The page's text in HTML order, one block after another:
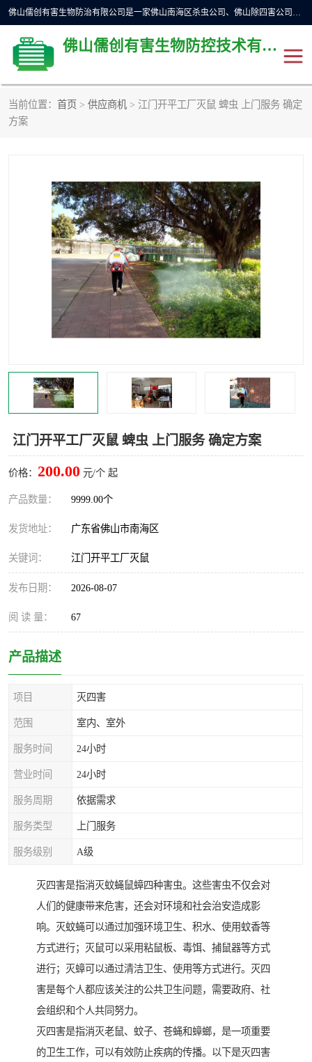
佛山儒创有害生物防治有限公司是一家佛山南海区杀虫公司、佛山除四害公司、佛山灭白蚁公司、佛山白蚁防治公司，让您远离虫害困扰。要问佛山白蚁防治哪家好？佛山儒创有害生物防治有限公司全佛山、广州，正规公司，上门勘查，可靠，售后有保障。
佛山儒创有害生物防控技术有限公司
当前位置： 首页 > 供应商机 > 江门开平工厂灭鼠 蜱虫 上门服务 确定
方案
江门开平工厂灭鼠 蜱虫 上门服务 确定方案
价格： 200.00 元/个 起
产品数量： 9999.00个
发货地址： 广东省佛山市南海区
关键词： 江门开平工厂灭鼠
发布日期： 2026-08-07
阅 读 量： 67
产品描述
项目 灭四害
范围 室内、室外
服务时间 24小时
营业时间 24小时
服务周期 依据需求
服务类型 上门服务
服务级别 A级
灭四害是指消灭蚊蝇鼠蟑四种害虫。这些害虫不仅会对
人们的健康带来危害，还会对环境和社会治安造成影
响。灭蚊蝇可以通过加强环境卫生、积水、使用蚊香等
方式进行；灭鼠可以采用粘鼠板、毒饵、捕鼠器等方式
进行；灭蟑可以通过清洁卫生、使用等方式进行。灭四
害是每个人都应该关注的公共卫生问题，需要政府、社
会组织和个人共同努力。
灭四害是指消灭老鼠、蚊子、苍蝇和蟑螂，是一项重要
的卫生工作，可以有效防止疾病的传播。以下是灭四害
除四害公司
佛山灭白蚁公司 佛山杀虫公司
佛山除四害公司 灭鼠
灭蜱虫 消杀
灭跳蚤
灭蚊虫 灭蟑螂
害虫防治 灭杀害虫